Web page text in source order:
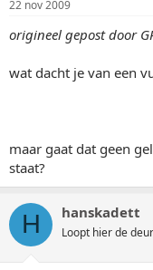
22 nov 2009
origineel gepost door
wat dacht je van een
maar gaat dat geen
staat?
H hanskadett
Loopt hier de